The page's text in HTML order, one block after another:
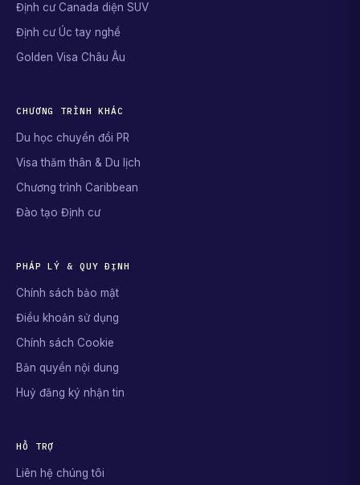
Định cư Canada diện SUV
Định cư Úc tay nghề
Golden Visa Châu Âu
CHƯƠNG TRÌNH KHÁC
Du học chuyển đổi PR
Visa thăm thân & Du lịch
Chương trình Caribbean
Đào tạo Định cư
PHÁP LÝ & QUY ĐỊNH
Chính sách bảo mật
Điều khoản sử dụng
Chính sách Cookie
Bản quyền nội dung
Huỷ đăng ký nhận tin
HỖ TRỢ
Liên hệ chúng tôi